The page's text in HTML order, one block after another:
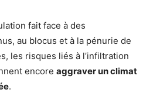
fait face à des
au blocus et à la pénurie de
les risques liés à l’infiltration
encore aggraver un climat
.